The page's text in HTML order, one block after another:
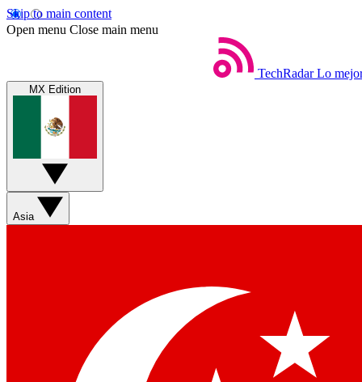
Skip to main content
Open menu Close main menu
TechRadar Lo
MX Edition
Asia